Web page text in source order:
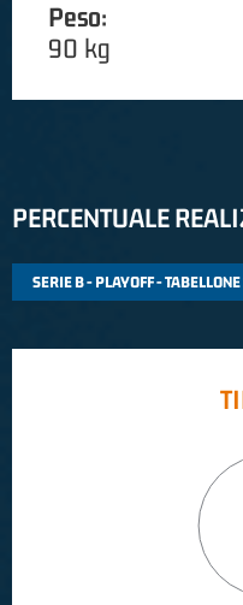
Peso:
90 kg
PERCENTUALE